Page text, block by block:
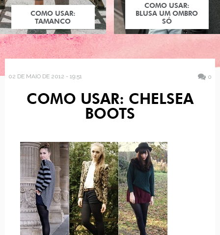
COMO USAR:
TAMANCO
COMO USAR:
BLUSA UM OMBRO
SÓ
02 DE MAIO DE 2012 - 19:51 0
COMO USAR: CHELSEA
BOOTS